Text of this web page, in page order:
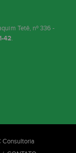
Tetê, nº 336 -
42
Consultoria